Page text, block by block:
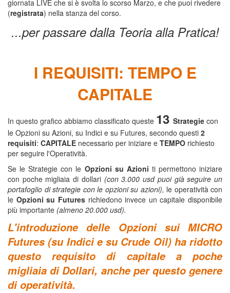
giornata LIVE che si è svolta lo scorso Marzo, e che puoi rivedere
(registrata) nella stanza del corso.
...per passare dalla Teoria alla Pratica!
I REQUISITI: TEMPO E
CAPITALE
In questo grafico abbiamo classificato queste 13 Strategie con
le Opzioni su Azioni, su Indici e su Futures, secondo questi 2
requisiti: CAPITALE necessario per iniziare e TEMPO richiesto
per seguire l'Operatività.
Se le Strategie con le Opzioni su Azioni ti permettono iniziare
con poche migliaia di dollari (con 3.000 usd puoi già seguire un
portafoglio di strategie con le opzioni su azioni), le operatività con
le Opzioni su Futures richiedono invece un capitale disponibile
più importante (almeno 20.000 usd).
L'introduzione delle Opzioni sui MICRO
Futures (su Indici e su Crude Oil) ha ridotto
questo requisito di capitale a poche
migliaia di Dollari, anche per questo genere
di operatività.